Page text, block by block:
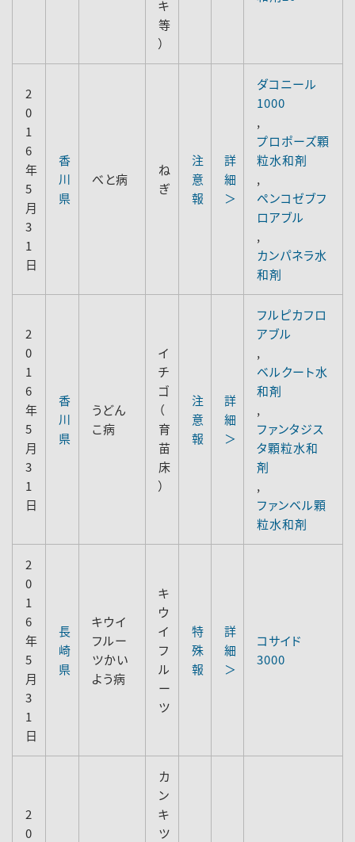
キ
等
）
2
0
1
6
年
5
月
3
1
日
香
川
県
べと病
ね
ぎ
注
意
報
詳
細
＞
ダコニール
1000
,
プロポーズ顆
粒水和剤
,
ペンコゼブフ
ロアブル
,
カンパネラ水
和剤
2
0
1
6
年
5
月
3
1
日
香
川
県
うどん
こ病
イ
チ
ゴ
（
育
苗
床
）
注
意
報
詳
細
＞
フルピカフロ
アブル
,
ベルクート水
和剤
,
ファンタジス
タ顆粒水和
剤
,
ファンベル顆
粒水和剤
2
0
1
6
年
5
月
3
1
日
長
崎
県
キウイ
フルー
ツかい
よう病
キ
ウ
イ
フ
ル
ー
ツ
特
殊
報
詳
細
＞
コサイド
3000
2
0
カ
ン
キ
ツ